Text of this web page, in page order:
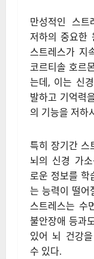
저하를 더 빠
성이 크다. 또
거나 수면 무
제가 있을 경
가속화될 수 있
2. 만성 스트
만성적인 스
저하의 중요한
스트레스가 지
코르티솔 호르
는데, 이는 신
발하고 기억력
의 기능을 저하